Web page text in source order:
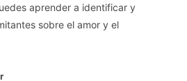
aprender a identificar y
sobre el amor y el